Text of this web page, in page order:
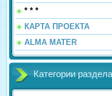
* * *
КАРТА ПРОЕКТА
ALMA MATER
Категории раздела